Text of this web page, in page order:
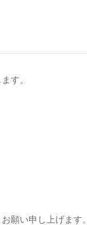
す。
願い申し上げます。